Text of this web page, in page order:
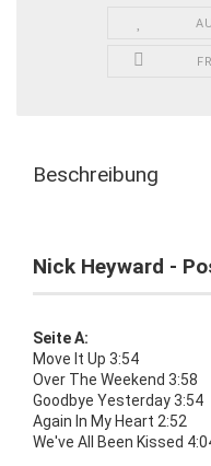
Beschreibung
Nick Heyward -
Seite A:
Move It Up 3:54
Over The Weekend 3:58
Goodbye Yesterday 3:54
Again In My Heart 2:52
We've All Been Kissed